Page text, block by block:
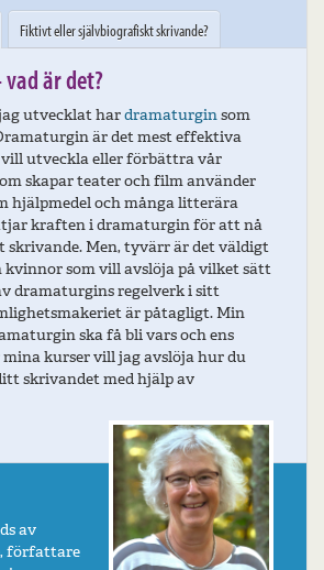
Fiktivt eller självbiografiskt skrivande?
är det?
utvecklat hardramaturginsom
är det mest effektiva
utveckla eller förbättra vår
skapar teater och film använder
hjälpmedel och många litterära
kraften i dramaturgin för att nå
Men, tyvärr är det väldigt
kvinnor som vill avslöja på vilket sätt
dramaturgins regelverk i sitt
är påtagligt. Min
ska få bli vars och ens
mina kurser vill jag avslöja hur du
skrivandet med hjälp av
av
författare